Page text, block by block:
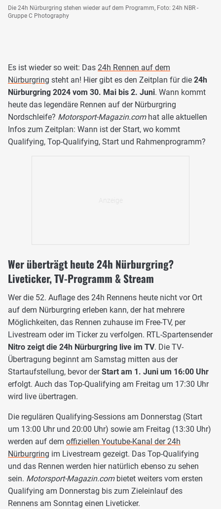
Die 24h Nürburgring stehen wieder auf dem Programm, Foto: 24h NBR -
Gruppe C Photography
Es ist wieder so weit: Das 24h Rennen auf dem
Nürburgring steht an! Hier gibt es den Zeitplan für die 24h
Nürburgring 2024 vom 30. Mai bis 2. Juni. Wann kommt
heute das legendäre Rennen auf der Nürburgring
Nordschleife? Motorsport-Magazin.comhat alle aktuellen
Infos zum Zeitplan: Wann ist der Start, wo kommt
Qualifying, Top-Qualifying, Start und Rahmenprogramm?
Wer überträgt heute 24h Nürburgring?
Liveticker, TV-Programm & Stream
Wer die 52. Auflage des 24h Rennens heute nicht vor Ort
auf dem Nürburgring erleben kann, der hat mehrere
Möglichkeiten, das Rennen zuhause im Free-TV, per
Livestream oder im Ticker zu verfolgen. RTL-Spartensender
Nitro zeigt die 24h Nürburgring live im TV. Die TV-
Übertragung beginnt am Samstag mitten aus der
Startaufstellung, bevor derStart am 1. Juni um 16:00 Uhr
erfolgt. Auch das Top-Qualifying am Freitag um 17:30 Uhr
wird live übertragen.
Die regulären Qualifying-Sessions am Donnerstag (Start
um 13:00 Uhr und 20:00 Uhr) sowie am Freitag (13:30 Uhr)
werden auf dem offiziellen Youtube-Kanal der 24h
Nürburgring im Livestream gezeigt. Das Top-Qualifying
und das Rennen werden hier natürlich ebenso zu sehen
sein. Motorsport-Magazin.combietet weiters vom ersten
Qualifying am Donnerstag bis zum Zieleinlauf des
Rennens am Sonntag einen Liveticker.